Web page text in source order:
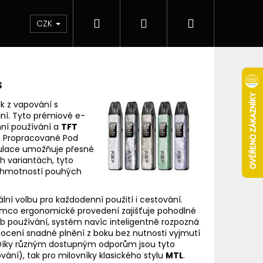
novinky Elektronické cigarety
CZK Přihlášení
z vapování s
Tyto prémiové e-
používání a TFT
Pod
umožňuje přesné
variantách, tyto
pouhých
volbu pro každodenní použití i cestování.
ergonomické provedení zajišťuje pohodlné
používání, systém navíc inteligentně rozpozná
snadné plnění z boku bez nutnosti vyjmutí
různým dostupným odporům jsou tyto
tak pro milovníky klasického stylu MTL.
Následující